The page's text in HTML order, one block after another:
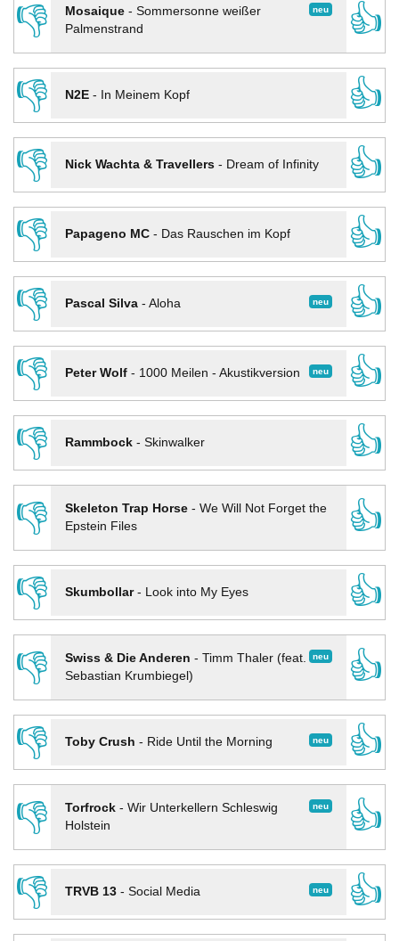
👎
neu
Mosaique- Sommersonne weißer
Palmenstrand
👍
👎
N2E- In Meinem Kopf
👍
👎
Nick Wachta & Travellers- Dream of Infinity
👍
👎
Papageno MC- Das Rauschen im Kopf
👍
👎
neu
Pascal Silva- Aloha
👍
👎
neu
Peter Wolf- 1000 Meilen - Akustikversion
👍
👎
Rammbock- Skinwalker
👍
👎
Skeleton Trap Horse- We Will Not Forget the
Epstein Files
👍
👎
Skumbollar- Look into My Eyes
👍
👎
neu
Swiss & Die Anderen - Timm Thaler (feat.
Sebastian Krumbiegel)
👍
👎
neu
Toby Crush - Ride Until the Morning
👍
👎
neu
Torfrock- Wir Unterkellern Schleswig
Holstein
👍
👎
neu
TRVB 13- Social Media
👍